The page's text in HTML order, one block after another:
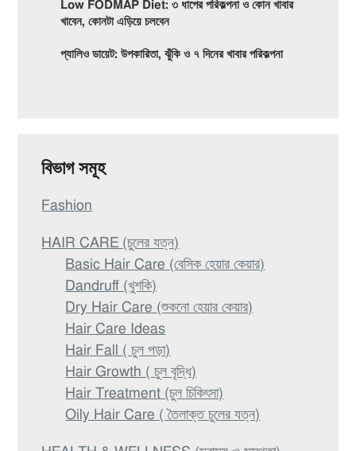
Low FODMAP Diet: ৩ ধাপের পরিকল্পনা ও কোন খাবার
খাবেন, কোনটা এড়িয়ে চলবেন
প্যালিও ডায়েট: উপকারিতা, ঝুঁকি ও ৭ দিনের খাবার পরিকল্পনা
বিভাগ সমূহ
Fashion
HAIR CARE (চুলের যত্ন)
Basic Hair Care (বেসিক হেয়ার কেয়ার)
Dandruff (খুশকি)
Dry Hair Care (শুকনো হেয়ার কেয়ার)
Hair Care Ideas
Hair Fall ( চুল পড়া)
Hair Growth ( চুল বৃদ্ধি)
Hair Treatment (চুল চিকিৎসা)
Oily Hair Care ( তৈলাক্ত চুলের যত্ন)